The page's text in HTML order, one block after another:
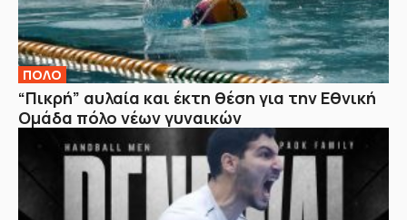
ΠΟΛΟ
“Πικρή” αυλαία και έκτη θέση για την Εθνική
Ομάδα πόλο νέων γυναικών